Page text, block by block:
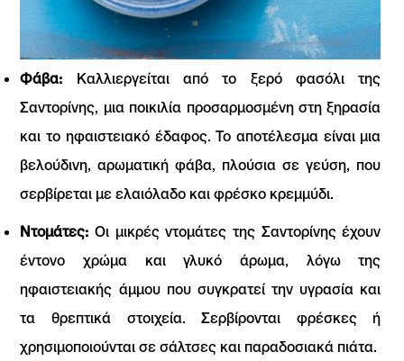
Φάβα: Καλλιεργείται από το ξερό φασόλι της
Σαντορίνης, μια ποικιλία προσαρμοσμένη στη ξηρασία
και το ηφαιστειακό έδαφος. Το αποτέλεσμα είναι μια
βελούδινη, αρωματική φάβα, πλούσια σε γεύση, που
σερβίρεται με ελαιόλαδο και φρέσκο κρεμμύδι.
Ντομάτες: Οι μικρές ντομάτες της Σαντορίνης έχουν
έντονο χρώμα και γλυκό άρωμα, λόγω της
ηφαιστειακής άμμου που συγκρατεί την υγρασία και
τα θρεπτικά στοιχεία. Σερβίρονται φρέσκες ή
χρησιμοποιούνται σε σάλτσες και παραδοσιακά πιάτα.